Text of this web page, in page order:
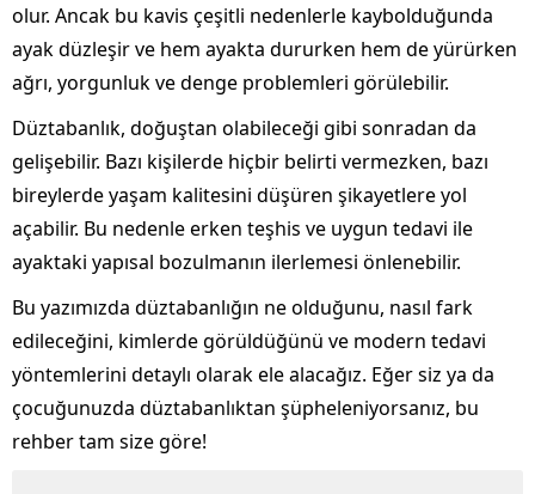
olur. Ancak bu kavis çeşitli nedenlerle kaybolduğunda
ayak düzleşir ve hem ayakta dururken hem de yürürken
ağrı, yorgunluk ve denge problemleri görülebilir.
Düztabanlık, doğuştan olabileceği gibi sonradan da
gelişebilir. Bazı kişilerde hiçbir belirti vermezken, bazı
bireylerde yaşam kalitesini düşüren şikayetlere yol
açabilir. Bu nedenle erken teşhis ve uygun tedavi ile
ayaktaki yapısal bozulmanın ilerlemesi önlenebilir.
Bu yazımızda düztabanlığın ne olduğunu, nasıl fark
edileceğini, kimlerde görüldüğünü ve modern tedavi
yöntemlerini detaylı olarak ele alacağız. Eğer siz ya da
çocuğunuzda düztabanlıktan şüpheleniyorsanız, bu
rehber tam size göre!